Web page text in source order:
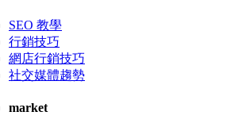
SEO 教學
行銷技巧
網店行銷技巧
社交媒體趨勢
market